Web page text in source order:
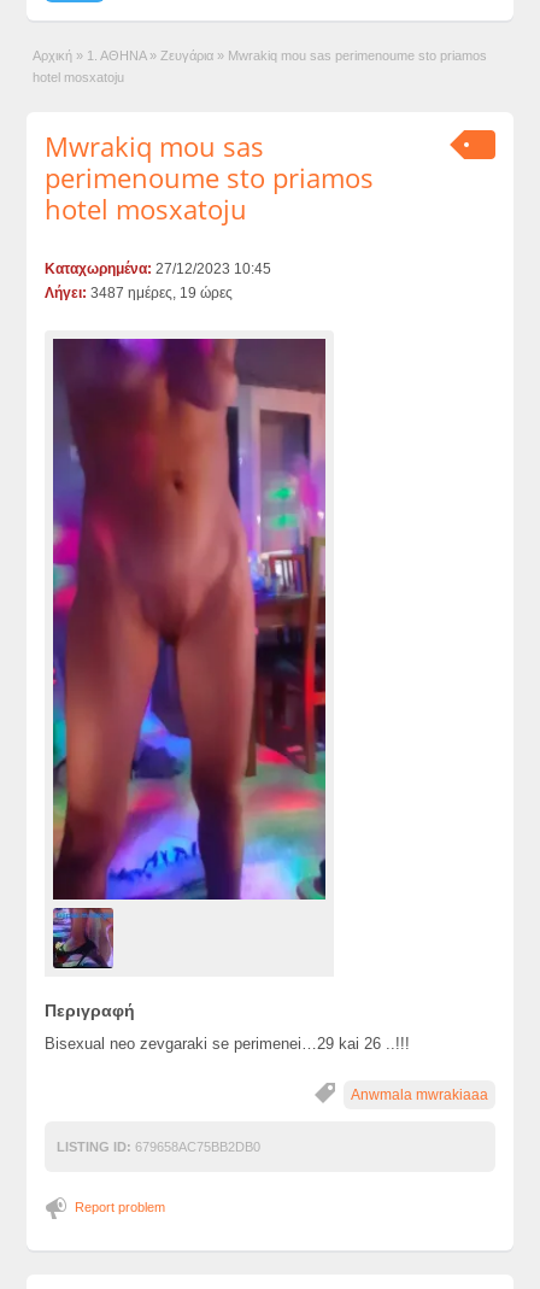
Αρχική » 1. ΑΘΗΝΑ » Ζευγάρια » Mwrakiq mou sas perimenoume sto priamos
hotel mosxatoju
Mwrakiq mou sas
perimenoume sto priamos
hotel mosxatoju
Καταχωρημένα: 27/12/2023 10:45
Λήγει: 3487 ημέρες, 19 ώρες
Περιγραφή
Bisexual neo zevgaraki se perimenei…29 kai 26 ..!!!
Anwmala mwrakiaaa
LISTING ID: 679658AC75BB2DB0
Report problem